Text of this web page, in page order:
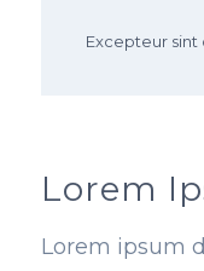
Excepteur
Lorem
Lorem ipsum